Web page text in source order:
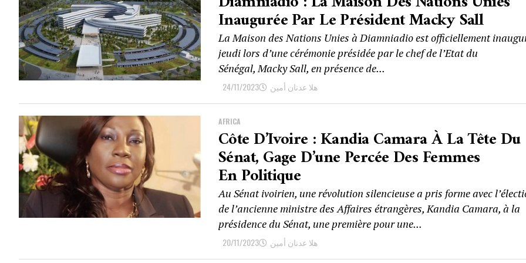
Inaugurée Par Le Président Macky Sall
La Maison des Nations Unies à Diamniadio est officiellement
jeudi lors d’une cérémonie présidée par le chef de l’Etat du
Sénégal, Macky Sall, en présence de...
هلا عدنان أمين 24/11/2023
AFRICA
Côte D’Ivoire : Kandia Camara À La Tête Du
Sénat, Gage D’une Percée Des Femmes
En Politique
Au Sénat ivoirien, une révolution silencieuse a pris forme avec
de l’ancienne ministre des Affaires étrangères, Kandia Camara, à la
présidence du Sénat, une première pour une...
هلا عدنان أمين 20/11/2023